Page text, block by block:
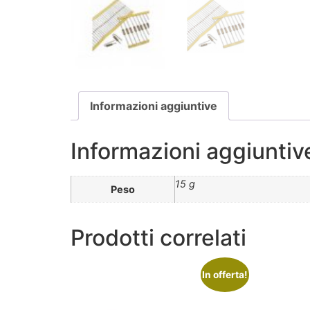
Informazioni aggiuntive
Informazioni
Peso 15 g
Prodotti correlati
In offerta!